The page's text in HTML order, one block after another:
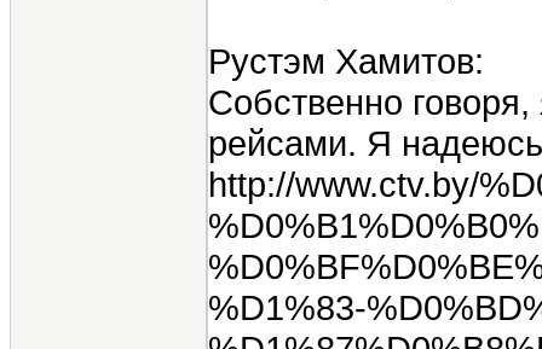
Рустэм Хамитов:
Собственно
рейсами. Я
http://www.ctv.by/
%D1%83-